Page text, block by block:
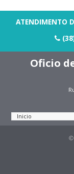
ATENDIMENTO
Oficio
©